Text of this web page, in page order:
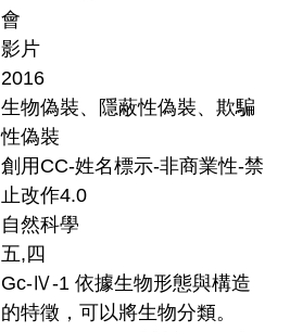
會
影片
2016
生物偽裝、隱蔽性偽裝、欺騙
性偽裝
創用CC-姓名標示-非商業性-禁
止改作4.0
自然科學
五, 四
Gc-Ⅳ-1 依據生物形態與構造
的特徵，可以將生物分類。